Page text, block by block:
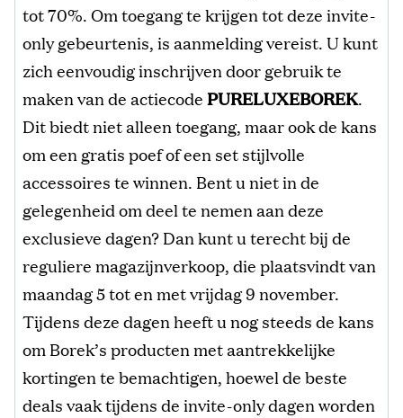
tot 70%. Om toegang te krijgen tot deze invite-
only gebeurtenis, is aanmelding vereist. U kunt
zich eenvoudig inschrijven door gebruik te
maken van de actiecodePURELUXEBOREK.
Dit biedt niet alleen toegang, maar ook de kans
om een gratis poef of een set stijlvolle
accessoires te winnen. Bent u niet in de
gelegenheid om deel te nemen aan deze
exclusieve dagen? Dan kunt u terecht bij de
reguliere magazijnverkoop, die plaatsvindt van
maandag 5 tot en met vrijdag 9 november.
Tijdens deze dagen heeft u nog steeds de kans
om Borek’s producten met aantrekkelijke
kortingen te bemachtigen, hoewel de beste
deals vaak tijdens de invite-only dagen worden